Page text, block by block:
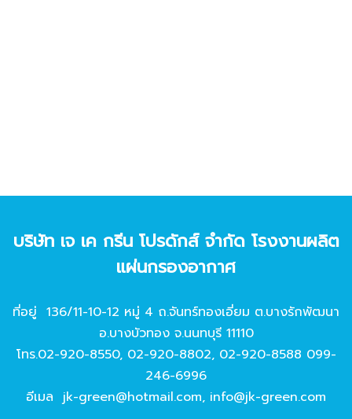
บริษัท เจ เค กรีน โปรดักส์ จํากัด โรงงานผลิต
แผ่นกรองอากาศ
ที่อยู่ 136/11-10-12 หมู่ 4 ถ.จันทร์ทองเอี่ยม ต.บางรักพัฒนา
อ.บางบัวทอง จ.นนทบุรี 11110
โทร.02-920-8550, 02-920-8802, 02-920-8588 099-
246-6996
อีเมล jk-green@hotmail.com, info@jk-green.com